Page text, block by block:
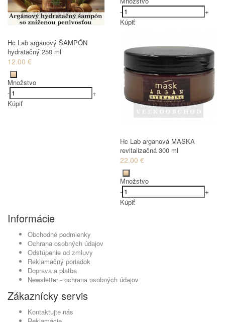
Hc Lab arganový ŠAMPÓN
hydratačný 250 ml
12.00 €
Množstvo
-
+
Kúpiť
-
+
Kúpiť
Hc Lab arganová MASKA
revitalizačná 300 ml
22.00 €
Množstvo
-
+
Kúpiť
Informácie
Obchodné podmienky
Ochrana osobných údajov
Odstúpenie od zmluvy
Reklamačný poriadok
Doprava a platba
Newsletter - ochrana osobných údajov
Zákaznícky servis
Kontaktujte nás